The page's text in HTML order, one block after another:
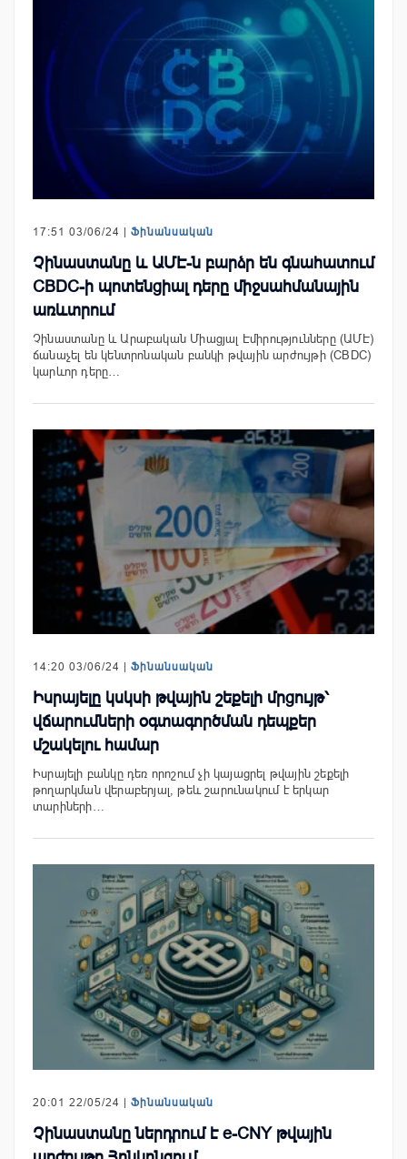
17:51 03/06/24 | Ֆինանսական
Չինաստանը և ԱՄԷ-ն բարձր են գնահատում
CBDC-ի պոտենցիալ դերը միջսահմանային
առևտրում
Չինաստանը և Արաբական Միացյալ Էմիրությունները (ԱՄԷ)
ճանաչել են կենտրոնական բանկի թվային արժույթի (CBDC)
կարևոր դերը…
14:20 03/06/24 | Ֆինանսական
Իսրայելը կսկսի թվային շեքելի մրցույթ՝
վճարումների օգտագործման դեպքեր
մշակելու համար
Իսրայելի բանկը դեռ որոշում չի կայացրել թվային շեքելի
թողարկման վերաբերյալ, թեև շարունակում է երկար
տարիների…
20:01 22/05/24 | Ֆինանսական
Չինաստանը ներդրում է e-CNY թվային